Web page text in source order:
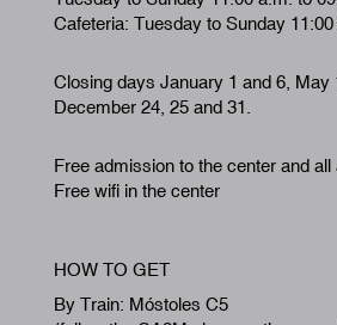
Cafeteria: Tuesday to Sunday 11:00
Closing days January 1 and 6, May
December 24, 25 and 31.
Free admission to the center and all
Free wifi in the center
HOW TO GET
By Train: Móstoles C5